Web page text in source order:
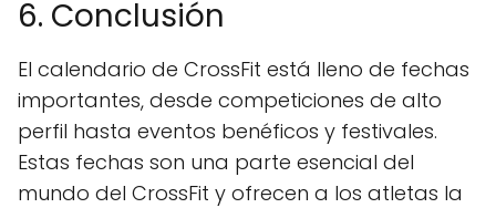
6. Conclusión
El calendario de CrossFit está lleno de fechas
importantes, desde competiciones de alto
perfil hasta eventos benéficos y festivales.
Estas fechas son una parte esencial del
mundo del CrossFit y ofrecen a los atletas la